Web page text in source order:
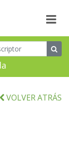
VOLVER ATRÁS